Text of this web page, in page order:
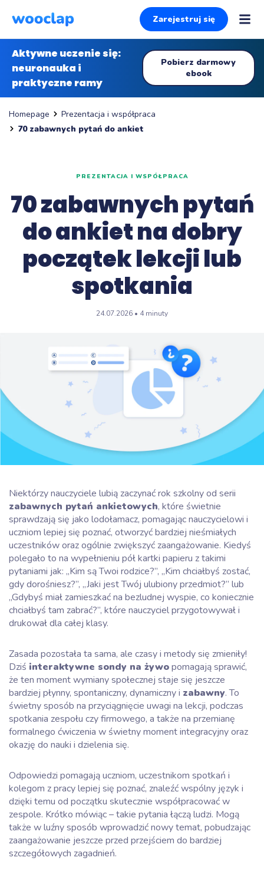
Zarejestruj się
Aktywne uczenie się:
neuronauka i
praktyczne ramy
Pobierz darmowy
ebook
Homepage
Prezentacja i współpraca
70 zabawnych pytań do ankiet
PREZENTACJA I WSPÓŁPRACA
70 zabawnych pytań
do ankiet na dobry
początek lekcji lub
spotkania
24.07.2026 • 4 minuty
Niektórzy nauczyciele lubią zaczynać rok szkolny od serii
zabawnych pytań ankietowych, które świetnie
sprawdzają się jako lodołamacz, pomagając nauczycielowi i
uczniom lepiej się poznać, otworzyć bardziej nieśmiałych
uczestników oraz ogólnie zwiększyć zaangażowanie. Kiedyś
polegało to na wypełnieniu pół kartki papieru z takimi
pytaniami jak: „Kim są Twoi rodzice?”, „Kim chciałbyś zostać,
gdy dorośniesz?”, „Jaki jest Twój ulubiony przedmiot?” lub
„Gdybyś miał zamieszkać na bezludnej wyspie, co koniecznie
chciałbyś tam zabrać?”, które nauczyciel przygotowywał i
drukował dla całej klasy.
Zasada pozostała ta sama, ale czasy i metody się zmieniły!
Dziś interaktywne sondy na żywopomagają sprawić,
że ten moment wymiany społecznej staje się jeszcze
bardziej płynny, spontaniczny, dynamiczny i zabawny. To
świetny sposób na przyciągnięcie uwagi na lekcji, podczas
spotkania zespołu czy firmowego, a także na przemianę
formalnego ćwiczenia w świetny moment integracyjny oraz
okazję do nauki i dzielenia się.
Odpowiedzi pomagają uczniom, uczestnikom spotkań i
kolegom z pracy lepiej się poznać, znaleźć wspólny język i
dzięki temu od początku skutecznie współpracować w
zespole. Krótko mówiąc – takie pytania łączą ludzi. Mogą
także w luźny sposób wprowadzić nowy temat, pobudzając
zaangażowanie jeszcze przed przejściem do bardziej
szczegółowych zagadnień.